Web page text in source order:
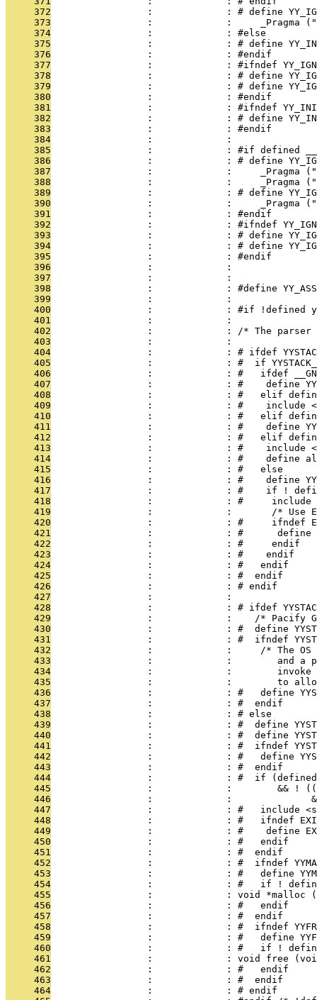
     372
:             : # define
     373
:             :     _Pragma
     374
                 :             : #else
     375
:             : # define
     376
                 :             : #endif
     377
:             : #ifndef
     378
:             : # define
     379
:             : # define
     380
                 :             : #endif
     381
:             : #ifndef
     382
:             : # define
     383
                 :             : #endif
     384
                 :             :
     385
:             : #if defined
     386
:             : # define
     387
:             :     _Pragma
     388
:             :     _Pragma
     389
:             : # define
     390
:             :     _Pragma
     391
                 :             : #endif
     392
:             : #ifndef
     393
:             : # define
     394
:             : # define
     395
                 :             : #endif
     396
                 :             :
     397
                 :             :
     398
:             : #define
     399
                 :             :
     400
:             : #if !defined
     401
                 :             :
     402
:             : /* The
     403
                 :             :
     404
:             : # ifdef
     405
:             : #  if
     406
:             : #   ifdef
     407
:             : #    define
     408
:             : #   elif
     409
:             : #    include
     410
:             : #   elif
     411
:             : #    define
     412
:             : #   elif
     413
:             : #    include
     414
:             : #    define
     415
                 :             : #   else
     416
:             : #    define
     417
:             : #    if !
     418
:             : #
     419
:             :       /* Use
     420
:             : #     ifndef
     421
:             : #      define
     422
                 :             : #     endif
     423
                 :             : #    endif
     424
                 :             : #   endif
     425
                 :             : #  endif
     426
                 :             : # endif
     427
                 :             :
     428
:             : # ifdef
     429
:             :    /* Pacify
     430
:             : #  define
     431
:             : #  ifndef
     432
:             :     /* The
     433
:             :        and a
     434
:             :
     435
:             :        to
     436
:             : #   define
     437
                 :             : #  endif
     438
                 :             : # else
     439
:             : #  define
     440
:             : #  define
     441
:             : #  ifndef
     442
:             : #   define
     443
                 :             : #  endif
     444
:             : #  if
     445
:             :        && !
     446
:             :
     447
:             : #   include
     448
:             : #   ifndef
     449
:             : #    define
     450
                 :             : #   endif
     451
                 :             : #  endif
     452
:             : #  ifndef
     453
:             : #   define
     454
:             : #   if !
     455
:             : void *malloc
     456
                 :             : #   endif
     457
                 :             : #  endif
     458
:             : #  ifndef
     459
:             : #   define
     460
:             : #   if !
     461
:             : void free
     462
                 :             : #   endif
     463
                 :             : #  endif
     464
                 :             : # endif